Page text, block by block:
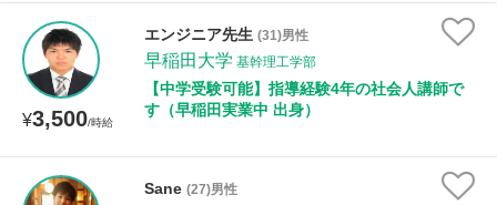
¥3,500/時給
エンジニア先生 (31)男性
早稲田大学 基幹理工学部
【中学受験可能】指導経験4年の社会人講師で
す（早稲田実業中 出身）
Sane (27)男性
距離：15km以内
年齢：18-101歳